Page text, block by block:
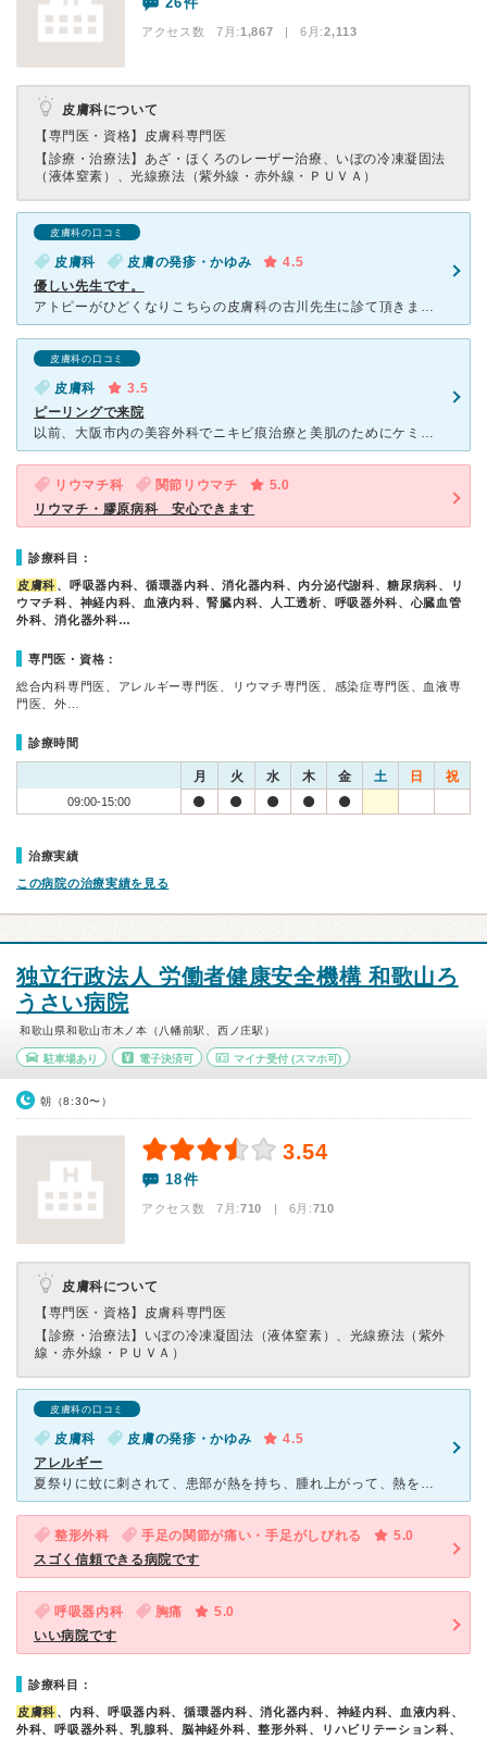
アクセス数 7月:1,867 | 6月:2,113
皮膚科について
【専門医・資格】 皮膚科専門医
【診療・治療法】 あざ・ほくろのレーザー治療、いぼの冷凍凝固法
（液体窒素）、光線療法（紫外線・赤外線・ＰＵＶＡ）
皮膚科の口コミ
皮膚科 皮膚の発疹・かゆみ
4.5
優しい先生です。
アトピーがひどくなりこちらの皮膚科の古川先生に診て頂きました。先生の対応ですが、とても雰囲気が良く優しいです。親身になって話を聞いてくださり、こちらの話をしっかり聞いてくれます。とても信頼のおける方だ
皮膚科の口コミ
皮膚科
3.5
ピーリングで来院
以前、大阪市内の美容外科でニキビ痕治療と美肌のためにケミカルピーリングをしていました。 ピーリングとは皮膚を酸で溶かして表面をつるつるにし、下から綺麗な皮膚を再生させて肌をなめらかにするというも
リウマチ科 関節リウマチ
5.0
リウマチ・膠原病科 安心できます
診療科目：
皮膚科 、呼吸器内科、循環器内科、消化器内科、内分泌代謝科、糖尿病科、リ
ウマチ科、神経内科、血液内科、腎臓内科、人工透析、呼吸器外科、心臓血管
外科、消化器外科…
専門医・資格：
総合内科専門医、アレルギー専門医、リウマチ専門医、感染症専門医、血液専
門医、外…
診療時間
月 火 水 木 金 土 日 祝
09:00-15:00
治療実績
この病院の治療実績を見る
独立行政法人 労働者健康安全機構 和歌山ろ
うさい病院
和歌山県和歌山市木ノ本（八幡前駅、西ノ庄駅）
駐車場あり 電子決済可 マイナ受付 (スマホ可)
朝（8:30〜）
3.54
18件
アクセス数 7月:710 | 6月:710
皮膚科について
【専門医・資格】 皮膚科専門医
【診療・治療法】 いぼの冷凍凝固法（液体窒素）、光線療法（紫外
線・赤外線・ＰＵＶＡ）
皮膚科の口コミ
皮膚科 皮膚の発疹・かゆみ
4.5
アレルギー
夏祭りに蚊に刺されて、患部が熱を持ち、腫れ上がって、熱をもっていました。痒みから始まり、痛みに変わり、急患で診てもらいました。 自分は、ぶよに噛まれたのではないかとおもうくらいにパンパンにふくら
整形外科 手足の関節が痛い・手足がしびれる
5.0
スゴく信頼できる病院です
呼吸器内科 胸痛
5.0
いい病院です
診療科目：
皮膚科 、内科、呼吸器内科、循環器内科、消化器内科、神経内科、血液内科、
外科、呼吸器外科、乳腺科、脳神経外科、整形外科、リハビリテーション科、